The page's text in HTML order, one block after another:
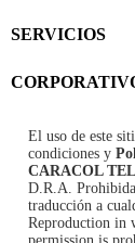
SERVICIOS
El uso de este
condiciones y
CARACOL
D.R.A.
traducción a
Reproduction in